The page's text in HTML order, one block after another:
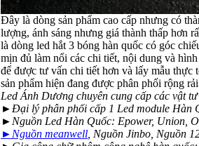
Đây là dòng sản phẩm cao cấp nhưng có
lượng, ánh sáng nhưng giá thành thấp hơn
là dòng led hắt 3 bóng hàn quốc có góc
mịn đủ làm nổi các chi tiết, nội dung và
để được tư vấn chi tiết hơn và lấy mẫu
sản phẩm hiện đang được phân phối rộng
Led Ánh Dương chuyên cung cấp các vật
►Đại lý phân phối cấp 1 Led module Hàn
►Nguồn Led Hàn Quốc: Epower, Union,
►Nguồn meanwell , Nguồn Jinbo, Nguồn